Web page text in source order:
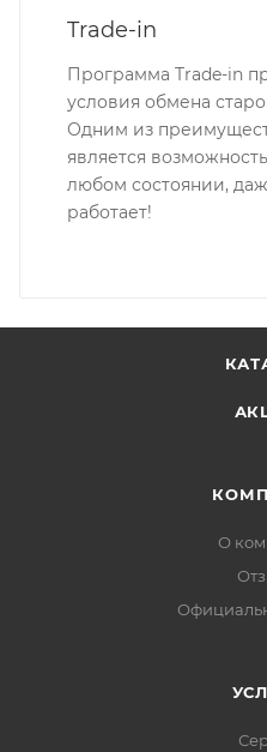
Trade-in
Программа Trade-in
условия обмена
Одним из
является
любом состоянии,
работает!
О